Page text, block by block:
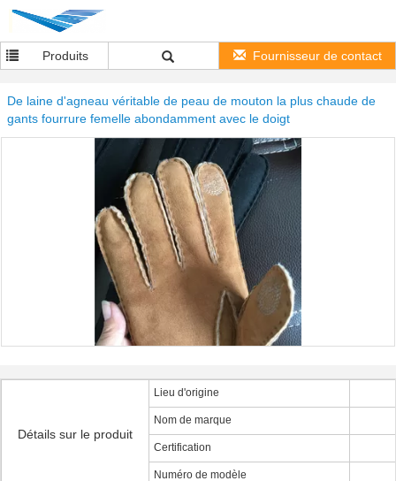
Produits Fournisseur de contact
De laine d'agneau véritable de peau de mouton la plus chaude de
gants fourrure femelle abondamment avec le doigt
Détails sur le produit
Lieu d'origine
Nom de marque
Certification
Numéro de modèle